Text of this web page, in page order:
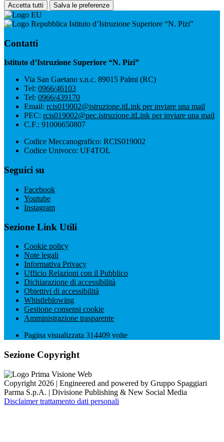
Accetta tutti Salva le preferenze
Istituto d’Istruzione Superiore “N. Pizi”
Contatti
Istituto d’Istruzione Superiore “N. Pizi”
Via San Gaetano s.n.c. 89015 Palmi (RC)
Tel: 0966/46103
Tel: 0966/439170
Email: rcis019002@istruzione.itLink per inviare una mail
PEC: rcis019002@pec.istruzione.itLink per inviare una mail
C.F.: 91006650807
Codice Meccanografico: RCIS019002
Codice Univoco: UF4TOL
Seguici su
Facebook
Youtube
Instagram
Sezione Link Utili
Cookie policy
Note legali
Informativa Privacy
Ufficio Relazioni con il Pubblico
Dichiarazione di accessibilità
Obiettivi di accessibilità
Whistleblowing
Gestione consensi cookie
Amministrazione trasparente
Pagina visualizzata 314409 volte
Sezione Copyright
Copyright 2026 | Engineered and powered by Gruppo Spaggiari
Parma S.p.A. | Divisione Publishing & New Social Media
Disclaimer trattamento dati personali